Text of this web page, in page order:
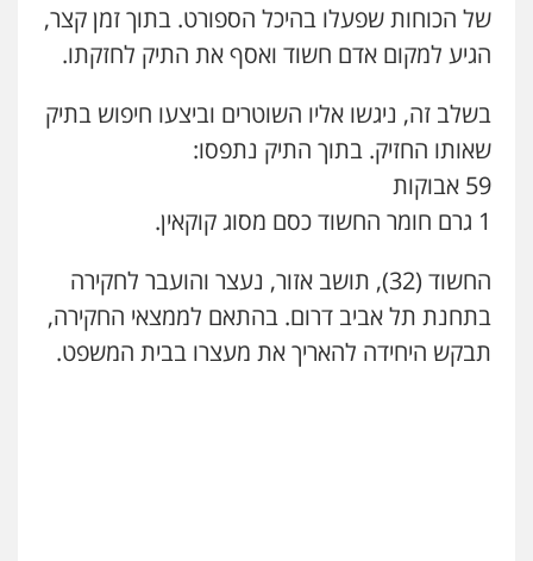
סלימאן אבו שעירה – משרד עורכי דין
פלילי בטחוני צבאי נזיקין
עו"ד אסף גונן
וחקירות
גל דהן – משרד עורך דין פלילי
פלילי פשיעה חמורה סמים מעצרים
וחקירות
של הכוחות שפעלו בהיכל הספורט. בתוך זמן קצר,
הגיע למקום אדם חשוד ואסף את התיק לחזקתו.
בשלב זה, ניגשו אליו השוטרים וביצעו חיפוש בתיק
שאותו החזיק. בתוך התיק נתפסו:
59 אבוקות
1 גרם חומר החשוד כסם מסוג קוקאין.
החשוד (32), תושב אזור, נעצר והועבר לחקירה
בתחנת תל אביב דרום. בהתאם לממצאי החקירה,
תבקש היחידה להאריך את מעצרו בבית המשפט.
כבריאן, מזר – משרד עורכי דין
פלילי מעצרים וחקירות
מנשה, אלמוג – עורכי דין
0546470989
עו"ד אבי כהן
פלילי פשיעה חמורה קטינים אלימות
סמים
0523647066